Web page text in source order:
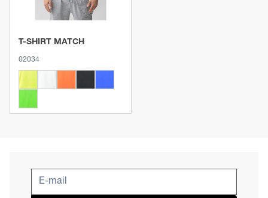
T-SHIRT MATCH
02034